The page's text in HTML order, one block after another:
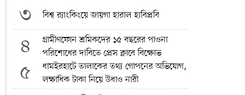
৩ বিশ্ব র‍্যাংকিংয়ে জায়গা হারাল হাবিপ্রবি
৪
গ্রামীণফোন শ্রমিকদের ১৫ বছরের পাওনা
পরিশোধের দাবিতে প্রেস ক্লাবে বিক্ষোভ
৫
ধামইরহাটে তালাকের তথ্য গোপনের অভিযোগ,
লক্ষাধিক টাকা নিয়ে উধাও নারী